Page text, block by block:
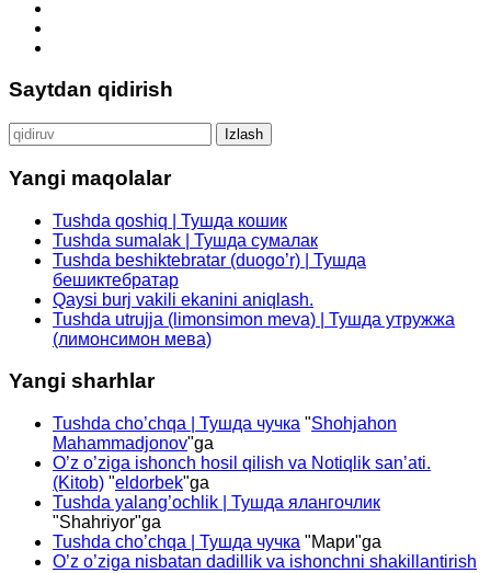
Saytdan qidirish
Qidirshish:
Yangi maqolalar
Tushda qoshiq | Тушда кошик
Tushda sumalak | Тушда сумалак
Tushda beshiktebratar (duogo’r) | Тушда
бешиктебратар
Qaysi burj vakili ekanini aniqlash.
Tushda utrujja (limonsimon meva) | Тушда утружжа
(лимонсимон мева)
Yangi sharhlar
Tushda cho’chqa | Тушда чучка "Shohjahon
Mahammadjonov"ga
O’z o’ziga ishonch hosil qilish va Notiqlik san’ati.
(Kitob) "eldorbek"ga
Tushda yalang’ochlik | Тушда ялангочлик
"Shahriyor"ga
Tushda cho’chqa | Тушда чучка "Мари"ga
O’z o’ziga nisbatan dadillik va ishonchni shakillantirish